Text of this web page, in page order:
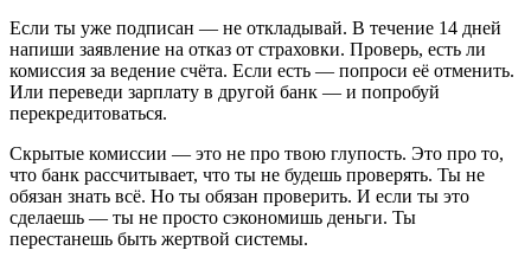
Если ты уже подписан — не откладывай. В течение 14 дней
напиши заявление на отказ от страховки. Проверь, есть ли
комиссия за ведение счёта. Если есть — попроси её отменить.
Или переведи зарплату в другой банк — и попробуй
перекредитоваться.
Скрытые комиссии — это не про твою глупость. Это про то,
что банк рассчитывает, что ты не будешь проверять. Ты не
обязан знать всё. Но ты обязан проверить. И если ты это
сделаешь — ты не просто сэкономишь деньги. Ты
перестанешь быть жертвой системы.